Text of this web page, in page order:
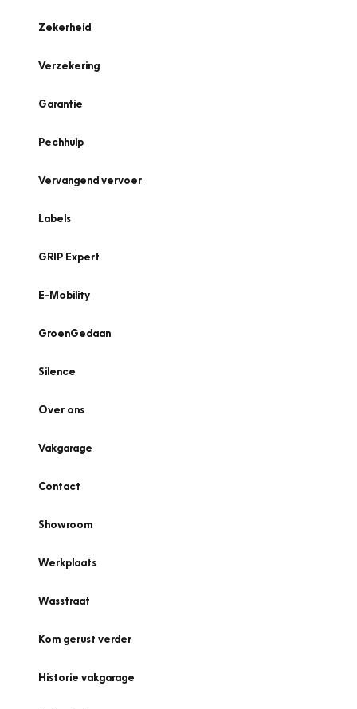
Zekerheid
Verzekering
Garantie
Pechhulp
Vervangend vervoer
Labels
GRIP Expert
E-Mobility
GroenGedaan
Silence
Over ons
Vakgarage
Contact
Showroom
Werkplaats
Wasstraat
Kom gerust verder
Historie vakgarage